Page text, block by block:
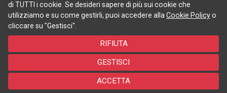
©2026 - Powered by Targa Telematics - All rights reserved
Policy
di TUTTI i cookie. Se desideri sapere di più sui cookie che
utilizziamo e su come gestirli, puoi accedere alla Cookie Policyo
cliccare su "Gestisci".
RIFIUTA
GESTISCI
ACCETTA